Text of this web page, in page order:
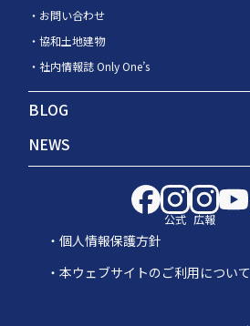
お問い合わせ
協和土地建物
社内情報誌 Only One’s
BLOG
NEWS
公式 広報
個人情報保護方針
本ウェブサイトのご利用について